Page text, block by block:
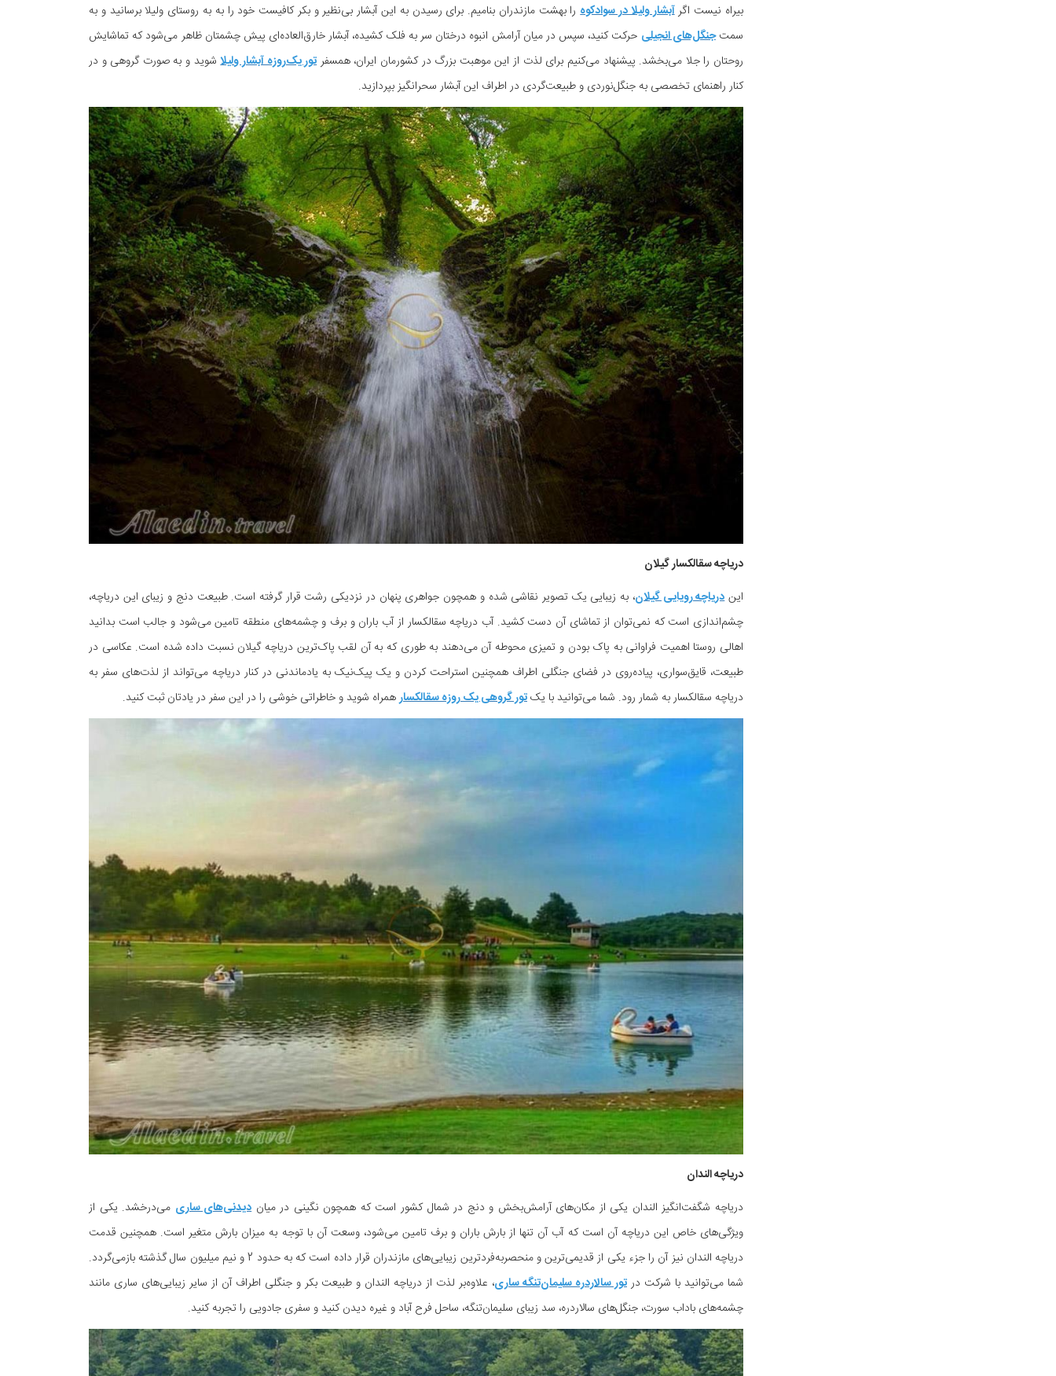
بیراه نیست اگرآبشار ولیلا در سوادکوهرا بهشت مازندران بنامیم. برای رسیدن به این آبشار بی‌نظیر و بکر کافیست خود را به به روستای ولیلا برسانید و به
سمتجنگل‌های انجیلی حرکت کنید، سپس در میان آرامش انبوه درختان سر به فلک کشیده، آبشار خارق‌العاده‌ای پیش چشمتان ظاهر می‌شود که تماشایش
روحتان را جلا می‌بخشد. پیشنهاد می‌کنیم برای لذت از این موهبت بزرگ در کشورمان ایران، همسفرتور یک‌روزه آبشار ولیلاشوید و به صورت گروهی و در
کنار راهنمای تخصصی به جنگل‌نوردی و طبیعت‌گردی در اطراف این آبشار سحرانگیز بپردازید.
دریاچه سقالکسار گیلان
ایندریاچه رویایی گیلان، به زیبایی یک تصویر نقاشی شده و همچون جواهری پنهان در نزدیکی رشت قرار گرفته است. طبیعت دنج و زیبای این دریاچه،
چشم‌اندازی است که نمی‌توان از تماشای آن دست کشید. آب دریاچه سقالکسار از آب باران و برف و چشمه‌های منطقه تامین می‌شود و جالب است بدانید
اهالی روستا اهمیت فراوانی به پاک بودن و تمیزی محوطه آن می‌دهند به طوری که به آن لقب پاک‌ترین دریاچه گیلان نسبت داده شده است. عکاسی در
طبیعت، قایق‌سواری، پیاده‌روی در فضای جنگلی اطراف همچنین استراحت کردن و یک پیک‌نیک به یادماندنی در کنار دریاچه می‌تواند از لذت‌های سفر به
دریاچه سقالکسار به شمار رود. شما می‌توانید با یکتور گروهی یک روزه سقالکسارهمراه شوید و خاطراتی خوشی را در این سفر در یادتان ثبت کنید.
دریاچه الندان
دریاچه شگفت‌انگیز الندان یکی از مکان‌های آرامش‌بخش و دنج در شمال کشور است که همچون نگینی در میاندیدنی‌های ساری می‌درخشد. یکی از
ویژگی‌های خاص این دریاچه آن است که آب آن تنها از بارش باران و برف تامین می‌شود، وسعت آن با توجه به میزان بارش متغیر است. همچنین قدمت
دریاچه الندان نیز آن را جزء یکی از قدیمی‌ترین و منحصربه‌فردترین زیبایی‌های مازندران قرار داده است که به حدود 2 و نیم میلیون سال گذشته بازمی‌گردد.
شما می‌توانید با شرکت در تور سالاردره سلیمان‌تنگه ساری، علاوه‌بر لذت از دریاچه الندان و طبیعت بکر و جنگلی اطراف آن از سایر زیبایی‌های ساری مانند
چشمه‌های باداب سورت، جنگل‌های سالاردره، سد زیبای سلیمان‌تنگه، ساحل فرح آباد و غیره دیدن کنید و سفری جادویی را تجربه کنید.